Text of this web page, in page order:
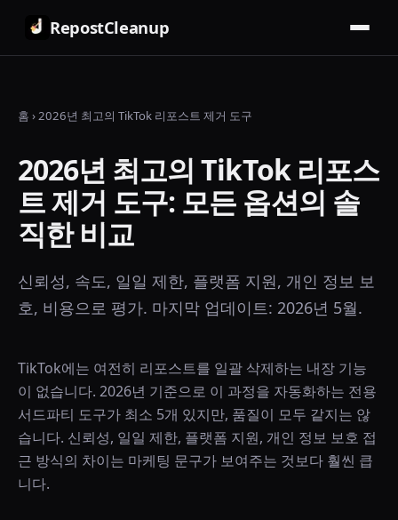
RepostCleanup
홈 ›2026년 최고의 TikTok 리포스트 제거 도구
2026년 최고의 TikTok 리포스
트 제거 도구: 모든 옵션의 솔
직한 비교
신뢰성, 속도, 일일 제한, 플랫폼 지원, 개인 정보 보
호, 비용으로 평가. 마지막 업데이트: 2026년 5월.
TikTok에는 여전히 리포스트를 일괄 삭제하는 내장 기능
이 없습니다. 2026년 기준으로 이 과정을 자동화하는 전용
서드파티 도구가 최소 5개 있지만, 품질이 모두 같지는 않
습니다. 신뢰성, 일일 제한, 플랫폼 지원, 개인 정보 보호 접
근 방식의 차이는 마케팅 문구가 보여주는 것보다 훨씬 큽
니다.